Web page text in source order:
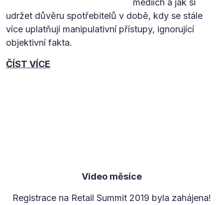
médiích a jak si
udržet důvěru spotřebitelů v době, kdy se stále
více uplatňují manipulativní přístupy, ignorující
objektivní fakta.
ČÍST VÍCE
Video měsíce
Registrace na Retail Summit 2019 byla zahájena!